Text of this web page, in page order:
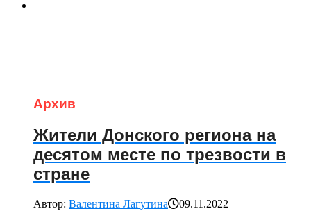
Архив
Жители Донского региона на
десятом месте по трезвости в
стране
Автор: Валентина Лагутина
09.11.2022